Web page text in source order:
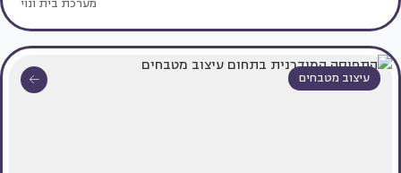
מערכת בית ונוי
עיצוב מטבחים